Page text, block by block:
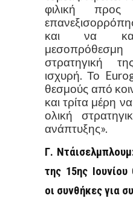
φιλική
και να
στρατηγική
ισχυρή. Το
θεσμούς από
και τρίτα μέρη
ολική
ανάπτυξης».
Γ.
της 15ης
οι συνθήκες για